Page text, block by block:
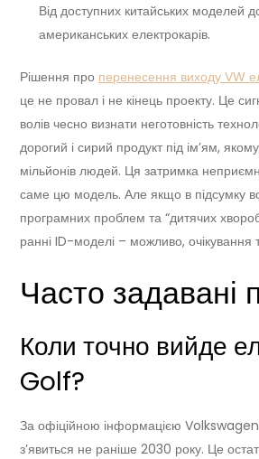
Від доступних китайських моделей
американських електрокарів.
Рішення про перенесення виходу VW
це не провал і не кінець проекту. Це
волів чесно визнати неготовність
дорогий і сирий продукт під ім’ям,
мільйонів людей. Ця затримка
саме цю модель. Але якщо в підсумку
програмних проблем та “дитячих
ранні ID-моделі – можливо, очікування
Часто задавані
Коли точно вийде
Golf?
За офіційною інформацією
з’явиться не раніше 2030 року. Це